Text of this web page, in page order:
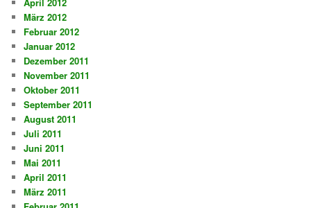
April 2012
März 2012
Februar 2012
Januar 2012
Dezember 2011
November 2011
Oktober 2011
September 2011
August 2011
Juli 2011
Juni 2011
Mai 2011
April 2011
März 2011